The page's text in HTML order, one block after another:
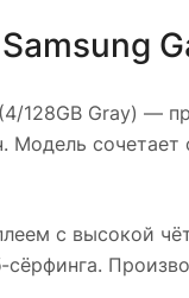
128GB Gray) —
Модель
с высокой